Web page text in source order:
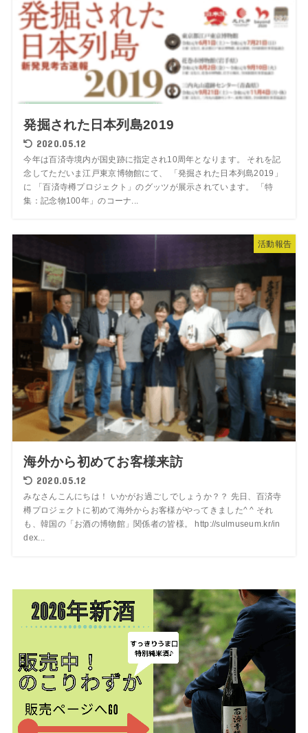
発掘された日本列島2019
2020.05.12
今年は百済寺境内が国史跡に指定され10周年となります。 それを記
念してただいま江戸東京博物館にて、 「発掘された日本列島2019」
に 「百済寺樽プロジェクト」のグッツが展示されています。 「特
集：記念物100年」のコーナ...
活動報告
海外から初めてお客様来訪
2020.05.12
みなさんこんにちは！ いかがお過ごしでしょうか？？ 先日、百済寺
樽プロジェクトに初めて海外からお客様がやってきました^ ^ それ
も、韓国の「お酒の博物館」関係者の皆様。 http://sulmuseum.kr/in
dex...